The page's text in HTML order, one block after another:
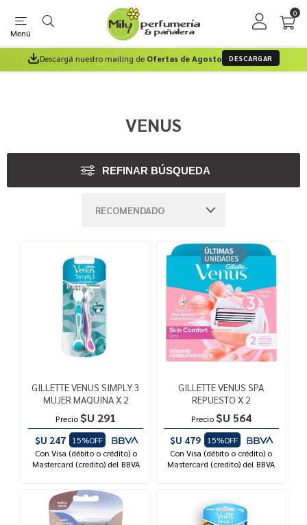
Menú
0
Descargá nuestro mailing de Ofertas de Agosto DESCARGAR
VENUS
REFINAR BÚSQUEDA
GILLETTE VENUS SIMPLY 3
MUJER MAQUINA X 2
Precio $U 291
$U 247
15%OFF
Con Visa (débito o crédito) o
Mastercard (credito) del BBVA
GILLETTE VENUS SPA
REPUESTO X 2
Precio $U 564
$U 479
15%OFF
Con Visa (débito o crédito) o
Mastercard (credito) del BBVA